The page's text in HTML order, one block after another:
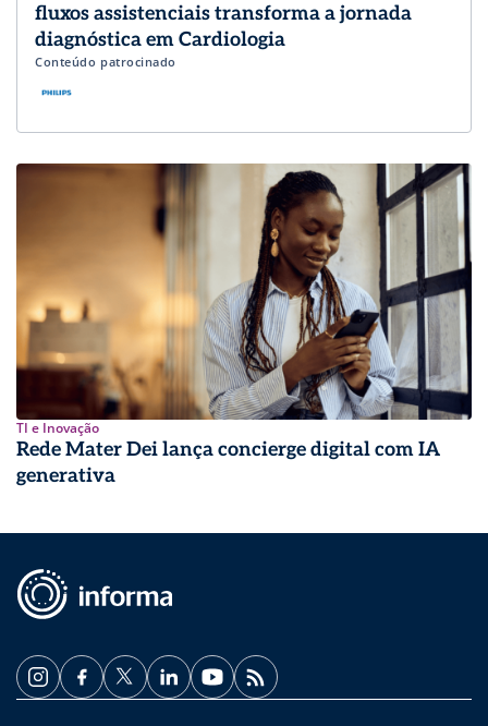
fluxos assistenciais transforma a jornada
diagnóstica em Cardiologia
Conteúdo patrocinado
TI e Inovação
Rede Mater Dei lança concierge digital com IA
generativa